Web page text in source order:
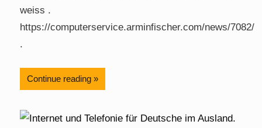
weiss .
https://computerservice.arminfischer.com/news/7082/
.
Continue reading